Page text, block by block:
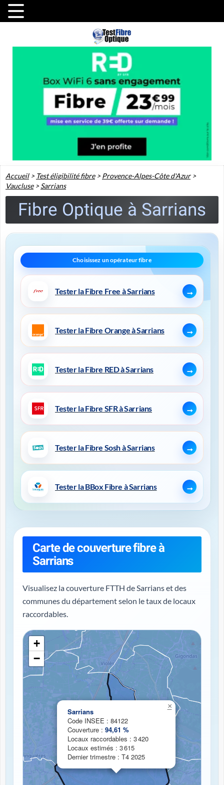
Accueil> Test éligibilité fibre>Provence-Alpes-Côte d'Azur>
Vaucluse>Sarrians
Fibre Optique à Sarrians
Tester la Fibre Free à Sarrians
Tester la Fibre Orange à Sarrians
Tester la Fibre RED à Sarrians
Tester la Fibre SFR à Sarrians
Tester la Fibre Sosh à Sarrians
Tester la BBox Fibre à Sarrians
Carte de couverture fibre à
Sarrians
Visualisez la couverture FTTH de Sarrians et des
communes du département selon le taux de locaux
raccordables.
Chargement de la carte de couverture fibre...
Sarrians
Code INSEE : 84122
Couverture : 94,61 %
Locaux raccordables : 3 420
Locaux estimés : 3 615
Dernier trimestre : T4 2025
×
+
−